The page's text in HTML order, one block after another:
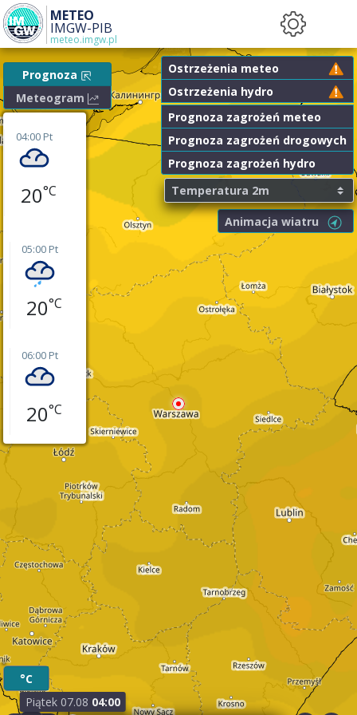
METEO
IMGW-PIB
meteo.imgw.pl
Prognoza
Meteogram
04:00 Pt
20
05:00 Pt
20
06:00 Pt
20
Ostrzeżenia meteo
Ostrzeżenia hydro
Prognoza zagrożeń meteo
Prognoza zagrożeń drogowych
Prognoza zagrożeń hydro
Animacja wiatru
°C
Piątek 07.08 04:00